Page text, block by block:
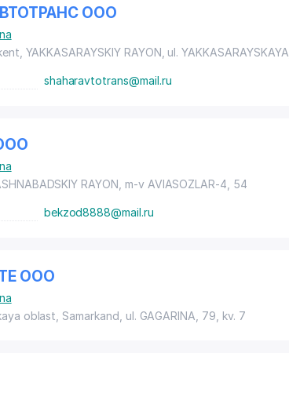
ООО
YAKKASARAYSKIY RAYON ul. YAKKASARAYSKAYA
shaharavtotrans@mail.ru
RAYON m-v AVIASOZLAR-4 , 54
bekzod8888@mail.ru
ООО
oblast, Samarkand, ul. GAGARINA , 79, kv. 7